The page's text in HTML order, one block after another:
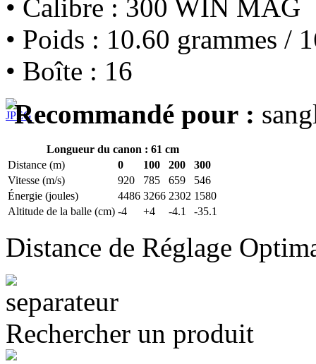
• Calibre : 300 WIN MAG
• Poids : 10.60 grammes /
• Boîte : 16
Recommandé pour :
Longueur du canon : 61 cm
Distance (m)
0 100 200
300
Vitesse (m/s)
920 785 659
546
Énergie (joules)
4486 3266 2302 1580
Altitude de la balle (cm) -4 +4 -4.1 -35.1
Distance de Réglage
Rechercher un produit